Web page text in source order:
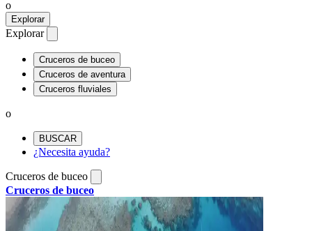
o
Explorar
Explorar
Cruceros de buceo
Cruceros de aventura
Cruceros fluviales
o
BUSCAR
¿Necesita ayuda?
Cruceros de buceo
Cruceros de buceo